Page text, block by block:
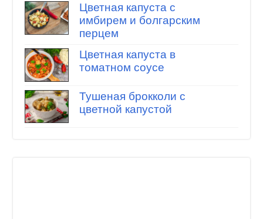
Цветная капуста с
имбирем и болгарским
перцем
Цветная капуста в
томатном соусе
Тушеная брокколи с
цветной капустой